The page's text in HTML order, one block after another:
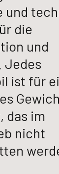
JUST
Schlafplätze
5
Preis
und
die
und
Jedes
ist für
das im
nicht